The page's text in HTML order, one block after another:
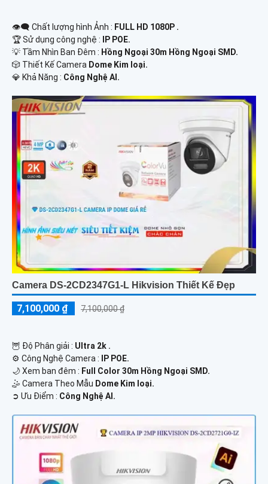
👁️‍🗨 Chất lượng hình Ảnh : FULL HD 1080P .
🏆 Sử dụng công nghệ :
IP POE.
💡 Tầm Nhìn Ban Đêm : Hồng Ngoại 30m Hồng Ngoại SMD.
🎲 Thiết Kế Camera Dome Kim loại.
️💎 Khả Năng : Công Nghệ AI.
Camera DS-2CD2347G1-L Hikvision Thiết Kế Đẹp
7,100,000 ₫ 7,100,000 ₫
🦉 Độ Phân giải : Ultra 2k .
⚙ Công Nghệ Camera :
IP POE.
🌙 Xem ban đêm : Full Color 30m Hồng Ngoại SMD.
🤹 Camera Theo Mẫu Dome Kim loại.
️➲ Ưu Điểm : Công Nghệ AI.